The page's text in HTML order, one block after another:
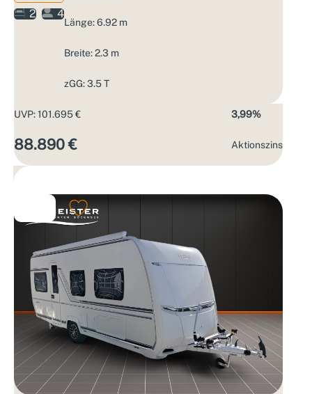
2
4
Länge: 6.92 m
Breite: 2.3 m
zGG: 3.5 T
UVP: 101.695 €
88.890 €
3,99%
Aktions­zins